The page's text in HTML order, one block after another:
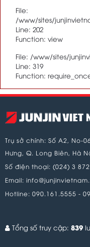
File:
/www/sites/
Line: 202
Function: view
File: /www/sites/
Line: 319
Function:
Trụ sở chính: Số A2, No-
Hưng, Q. Long Biên, Hà
Số điện thoại: (024) 3
Email:
Hotline: 090.161.5555 -
Tổng số truy cập: 839